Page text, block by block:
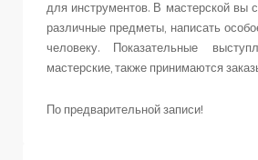
для инструментов. В мастерской вы
различные предметы, написать
человеку. Показательные
мастерские, также принимаются
По предварительной записи!